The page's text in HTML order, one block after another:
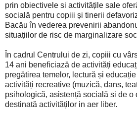
prin obiectivele si activitățile sale
socială pentru copiii și tinerii
Bacău în vederea prevenirii
situațiilor de risc de marginalizare
În cadrul Centrului de zi, copiii cu
14 ani beneficiază de activități
pregătirea temelor, lectură și
activități recreative (muzică, dans,
psihologică, asistență socială si de o
destinată activităților in aer liber.